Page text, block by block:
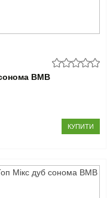
сонома ВМВ
КУПИТИ